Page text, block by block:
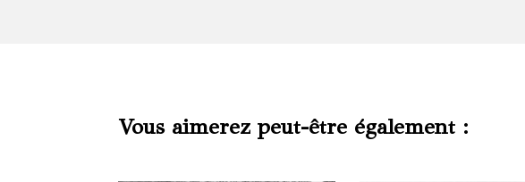
Vous aimerez peut-être également :